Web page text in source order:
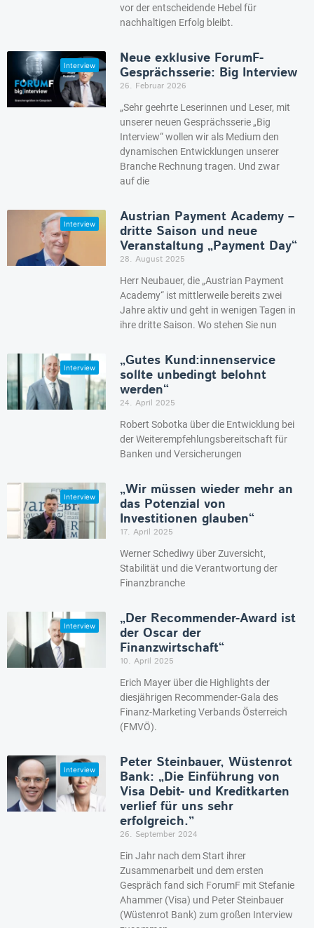
vor der entscheidende Hebel für
nachhaltigen Erfolg bleibt.
Neue exklusive ForumF-
Gesprächsserie: Big Interview
26. Februar 2026
„Sehr geehrte Leserinnen und Leser, mit
unserer neuen Gesprächsserie „Big
Interview“ wollen wir als Medium den
dynamischen Entwicklungen unserer
Branche Rechnung tragen. Und zwar
auf die
Austrian Payment Academy –
dritte Saison und neue
Veranstaltung „Payment Day“
28. August 2025
Herr Neubauer, die „Austrian Payment
Academy“ ist mittlerweile bereits zwei
Jahre aktiv und geht in wenigen Tagen in
ihre dritte Saison. Wo stehen Sie nun
„Gutes Kund:innenservice
sollte unbedingt belohnt
werden“
24. April 2025
Robert Sobotka über die Entwicklung bei
der Weiterempfehlungsbereitschaft für
Banken und Versicherungen
„Wir müssen wieder mehr an
das Potenzial von
Investitionen glauben“
17. April 2025
Werner Schediwy über Zuversicht,
Stabilität und die Verantwortung der
Finanzbranche
„Der Recommender-Award ist
der Oscar der
Finanzwirtschaft“
10. April 2025
Erich Mayer über die Highlights der
diesjährigen Recommender-Gala des
Finanz-Marketing Verbands Österreich
(FMVÖ).
Peter Steinbauer, Wüstenrot
Bank: „Die Einführung von
Visa Debit- und Kreditkarten
verlief für uns sehr
erfolgreich.”
26. September 2024
Ein Jahr nach dem Start ihrer
Zusammenarbeit und dem ersten
Gespräch fand sich ForumF mit Stefanie
Ahammer (Visa) und Peter Steinbauer
(Wüstenrot Bank) zum großen Interview